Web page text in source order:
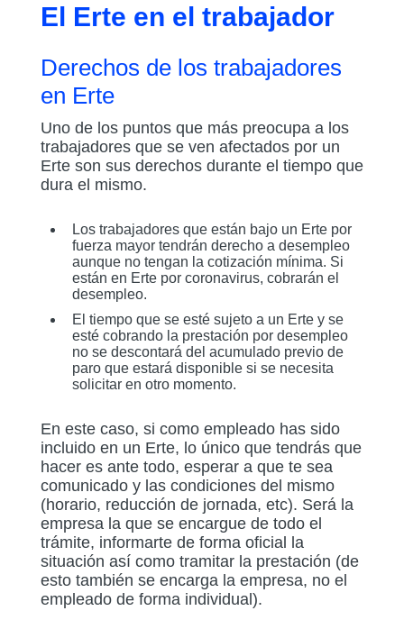
El Erte en el trabajador
Derechos de los trabajadores
en Erte
Uno de los puntos que más preocupa a los
trabajadores que se ven afectados por un
Erte son sus derechos durante el tiempo que
dura el mismo.
Los trabajadores que están bajo un Erte por
fuerza mayor tendrán derecho a desempleo
aunque no tengan la cotización mínima. Si
están en Erte por coronavirus, cobrarán el
desempleo.
El tiempo que se esté sujeto a un Erte y se
esté cobrando la prestación por desempleo
no se descontará del acumulado previo de
paro que estará disponible si se necesita
solicitar en otro momento.
En este caso, si como empleado has sido
incluido en un Erte, lo único que tendrás que
hacer es ante todo, esperar a que te sea
comunicado y las condiciones del mismo
(horario, reducción de jornada, etc). Será la
empresa la que se encargue de todo el
trámite, informarte de forma oficial la
situación así como tramitar la prestación (de
esto también se encarga la empresa, no el
empleado de forma individual).